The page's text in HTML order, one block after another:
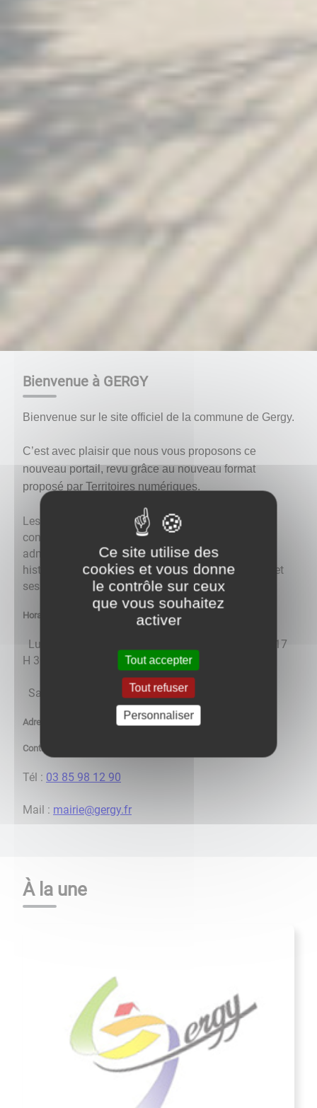
Bienvenue à GERGY
Bienvenue sur le site officiel de la commune de Gergy.
C’est avec plaisir que nous vous proposons ce
nouveau portail, revu grâce au nouveau format
proposé par Territoires numériques.
Les pages de ce site vous permettront de faire
connaissance avec GERGY, ses élus, son
administration, ses associations, ses services, son
histoire, ses activités touristiques et économiques, et
ses habitants : les gergotines et gergotins.
Horaires :
Lundi au vendredi : 8 H 30 à 12 H et de 15 H 30 à 17
H 30
Samedi : 8 H 30 à 12 H
Adresses : 41 Grande Rue 71590 GERGY
Contact :
Tél : 03 85 98 12 90
Mail : mairie@gergy.fr
À la une
Ce site utilise des
cookies et vous donne
le contrôle sur ceux
que vous souhaitez
activer
Tout accepter
Tout refuser
Personnaliser